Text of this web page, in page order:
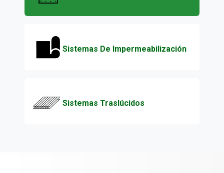
Sistemas De Impermeabilización
Sistemas Traslúcidos